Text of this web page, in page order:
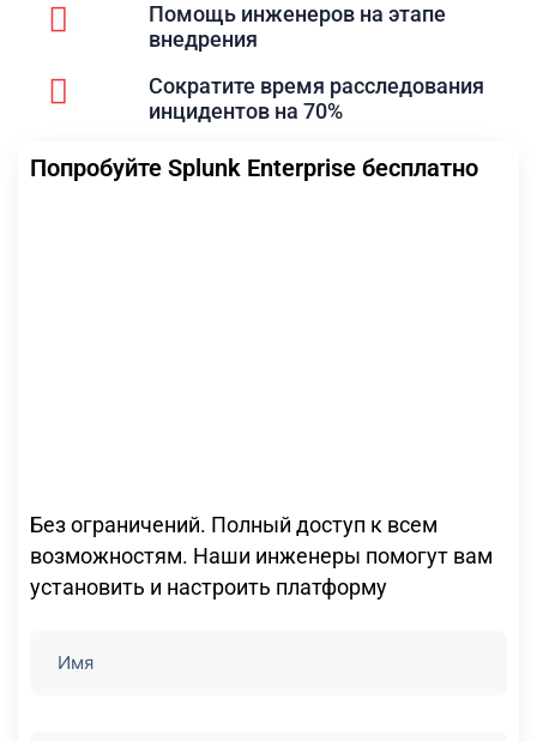
Помощь инженеров на этапе
внедрения
Сократите время расследования
инцидентов на 70%
Попробуйте Splunk Enterprise бесплатно
Без ограничений. Полный доступ к всем
возможностям. Наши инженеры помогут вам
установить и настроить платформу